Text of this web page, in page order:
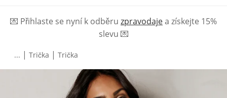
💌 Přihlaste se nyní k odběru zpravodajea získejte 15%
slevu 💌
... | Trička | Trička